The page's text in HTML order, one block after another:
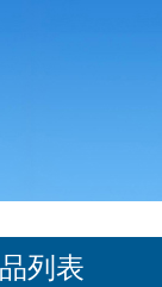
列表